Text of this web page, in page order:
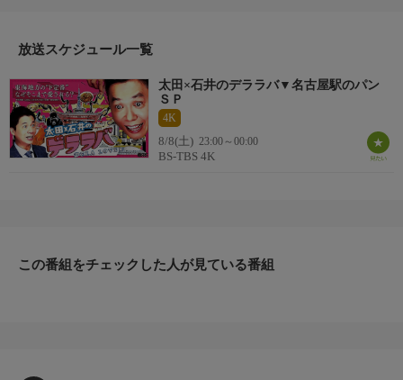
名古屋駅のパン屋さんランキング
ベスト５を大発表！
番組内容２
放送スケジュール一覧
太田×石井のデララバ▼名古屋駅のパン
ＳＰ
4K
8/8(土) 23:00～00:00
BS-TBS 4K
この番組をチェックした人が見ている番組